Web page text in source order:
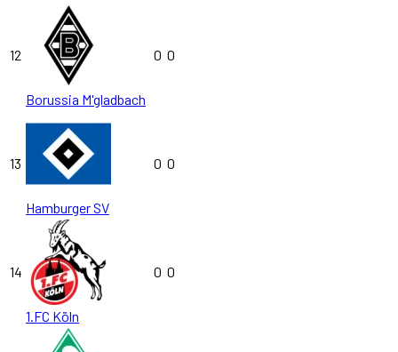
12
Borussia M'gladbach
0 0
13
Hamburger SV
0 0
14
1.FC Köln
0 0